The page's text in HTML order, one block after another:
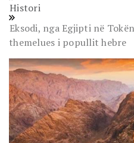
Histori
Eksodi, nga Egjipti në
themelues i popullit hebre